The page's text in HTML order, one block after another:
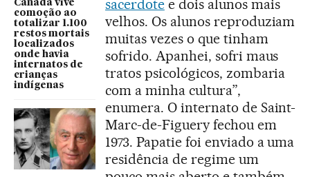
Canadá vive
comoção ao
totalizar 1.100
restos mortais
localizados
onde havia
internatos de
crianças
indígenas
sacerdotee dois alunos mais
velhos. Os alunos reproduziam
muitas vezes o que tinham
sofrido. Apanhei, sofri maus
tratos psicológicos, zombaria
com a minha cultura”,
enumera. O internato de Saint-
Marc-de-Figuery fechou em
1973. Papatie foi enviado a uma
residência de regime um